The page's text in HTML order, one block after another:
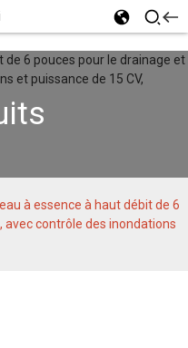
à essence à haut débit de 6
contrôle des inondations